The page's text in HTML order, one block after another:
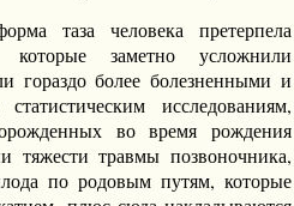
таза человека претерпела
которые заметно усложнили
гораздо более болезненными и
исследованиям,
во время рождения
тяжести травмы позвоночника,
по родовым путям, которые